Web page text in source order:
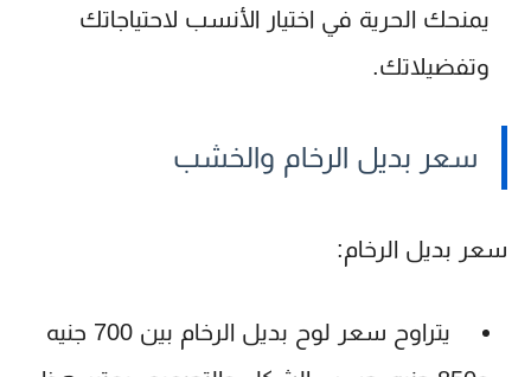
يمنحك الحرية في اختيار الأنسب لاحتياجاتك
وتفضيلاتك.
سعر بديل الرخام والخشب
سعر بديل الرخام:
يتراوح سعر لوح بديل الرخام بين 700 جنيه